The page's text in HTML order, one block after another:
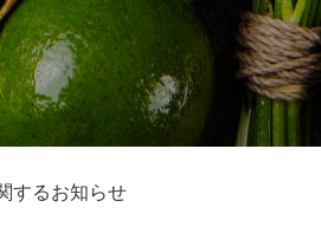
するお知らせ